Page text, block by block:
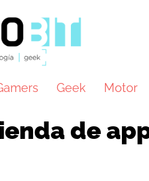
Geek Motor
de